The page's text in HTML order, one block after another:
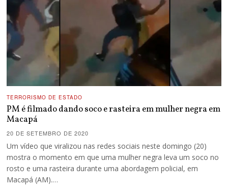
TERRORISMO DE ESTADO
PM é filmado dando soco e rasteira em mulher negra em
Macapá
20 DE SETEMBRO DE 2020
Um vídeo que viralizou nas redes sociais neste domingo (20)
mostra o momento em que uma mulher negra leva um soco no
rosto e uma rasteira durante uma abordagem policial, em
Macapá (AM).…